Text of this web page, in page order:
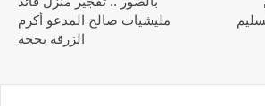
مليشيات صالح المدعو أكرم
الزرقة بحجة